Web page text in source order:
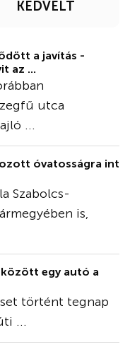
KEDVELT
a javítás -
az ...
utca
...
óvatosságra int
Szabolcs-
is,
egy autó a
történt tegnap
...